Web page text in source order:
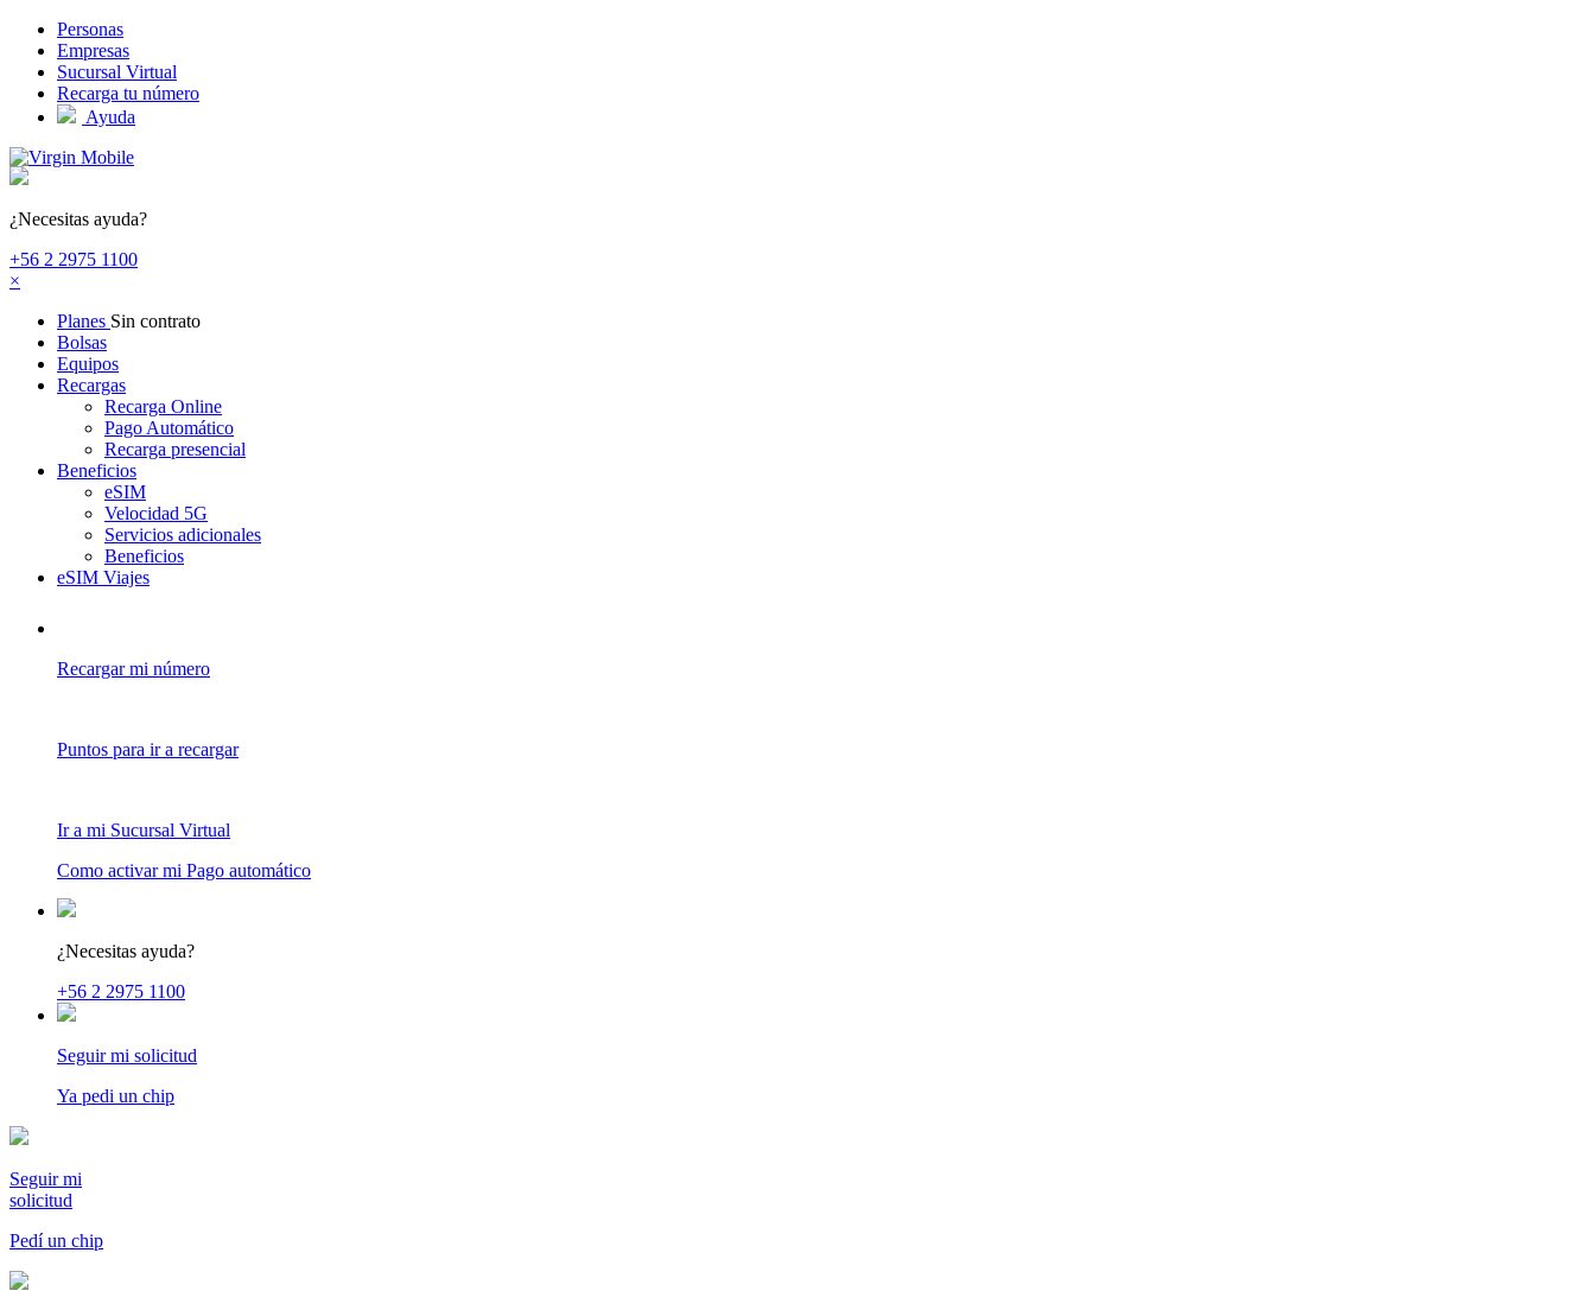
Pasar al contenido principal
Personas
Empresas
Sucursal Virtual
Recarga tu número
Ayuda
¿Necesitas ayuda?
+56 2 2975 1100
×
Planes Sin contrato
Bolsas
Equipos
Recargas
Recarga Online
Pago Automático
Recarga presencial
Beneficios
eSIM
Velocidad 5G
Servicios adicionales
Beneficios
eSIM Viajes
Recargar mi número
Puntos para ir a recargar
Ir a mi Sucursal Virtual
Como activar mi Pago automático
¿Necesitas ayuda?
+56 2 2975 1100
Seguir mi solicitud
Ya pedi un chip
Seguir mi
solicitud
Pedí un chip